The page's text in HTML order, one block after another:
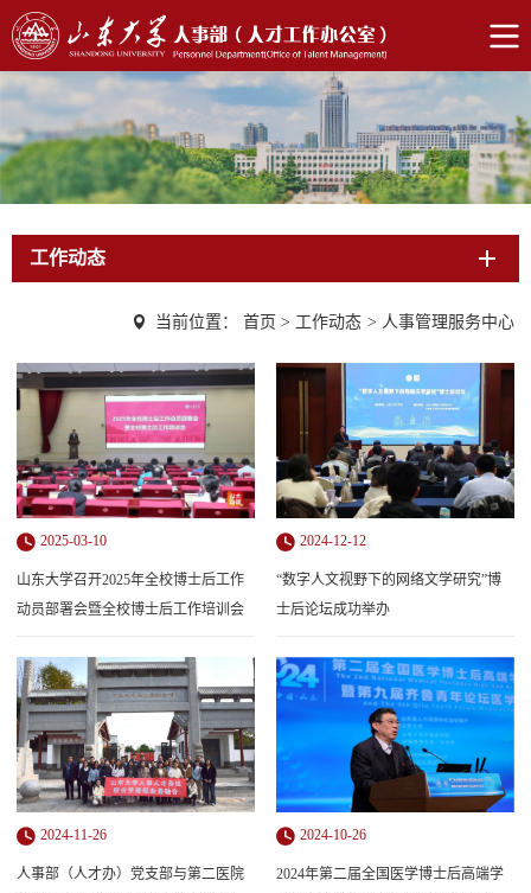
工作动态
当前位置： 首页 > 工作动态 > 人事管理服务中心
2025-03-10
山东大学召开2025年全校博士后工作
动员部署会暨全校博士后工作培训会
2024-12-12
“数字人文视野下的网络文学研究”博
士后论坛成功举办
2024-11-26
人事部（人才办）党支部与第二医院
2024-10-26
2024年第二届全国医学博士后高端学